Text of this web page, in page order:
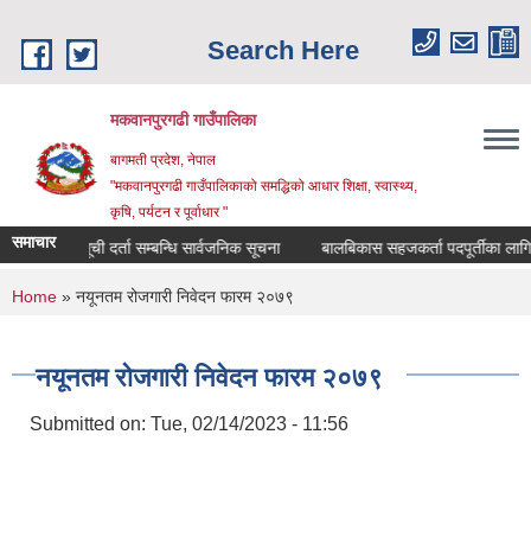
Search Here
मकवानपुरगढी गाउँपालिका
बागमती प्रदेश, नेपाल
"मकवानपुरगढी गाउँपालिकाको समद्धिको आधार शिक्षा, स्‍वास्‍थ्‍य,
कृषि, पर्यटन र पूर्वाधार "
समाचारसूची दर्ता सम्बन्धि सार्वजनिक सूचना बालबिकास सहजकर्ता पदपूर्तीका लागि
You are here
Home » नयूनतम रोजगारी निवेदन फारम २०७९
नयूनतम रोजगारी निवेदन फारम २०७९
Submitted on: Tue, 02/14/2023 - 11:56